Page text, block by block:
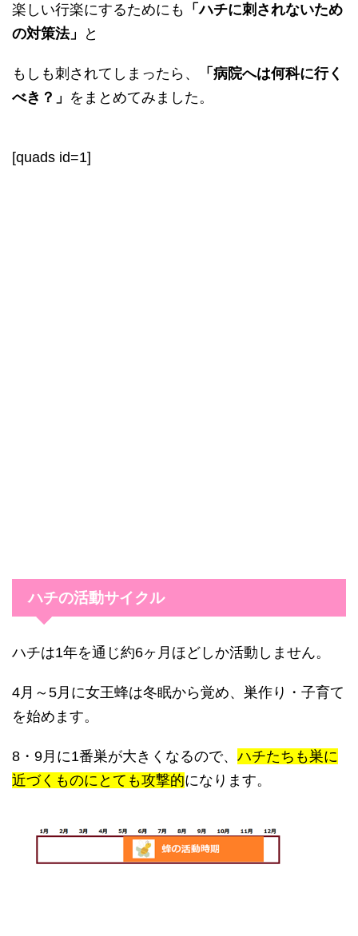
楽しい行楽にするためにも 「ハチに刺されないため
の対策法」
と
もしも刺されてしまったら、
「病院へは何科に行く
べき？」 をまとめてみました。
[quads id=1]
ハチの活動サイクル
ハチは1年を通じ約6ヶ月ほどしか活動しません。
4月～5月に女王蜂は冬眠から覚め、巣作り・子育て
を始めます。
8・9月に1番巣が大きくなるので、 ハチたちも巣に
近づくものにとても攻撃的になります。